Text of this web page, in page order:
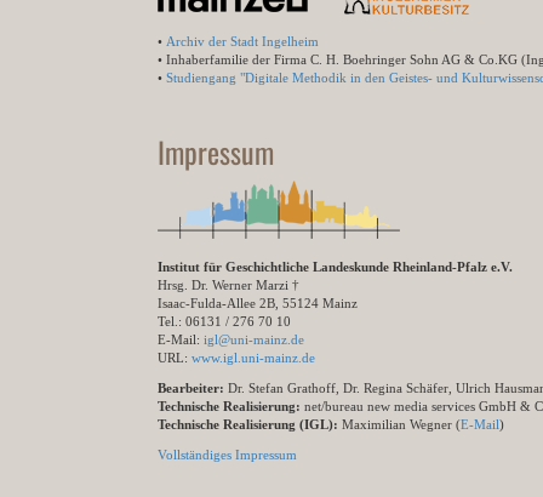
• Archiv der Stadt Ingelheim
• Inhaberfamilie der Firma C. H. Boehringer Sohn AG & Co.KG
• Studiengang "Digitale Methodik in den Geistes- und
Impressum
Institut für Geschichtliche Landeskunde Rheinland-Pfalz e.V.
Hrsg. Dr. Werner Marzi †
Isaac-Fulda-Allee 2B, 55124 Mainz
Tel.: 06131 / 276 70 10
E-Mail: igl@uni-mainz.de
URL: www.igl.uni-mainz.de
Bearbeiter: Dr. Stefan Grathoff, Dr. Regina Schäfer, Ulrich
Technische Realisierung: net/bureau new media services GmbH &
Technische Realisierung (IGL): Maximilian Wegner (E-Mail)
Vollständiges Impressum